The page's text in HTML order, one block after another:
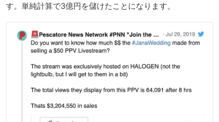
す。単純計算で3億円を儲けたことになります。